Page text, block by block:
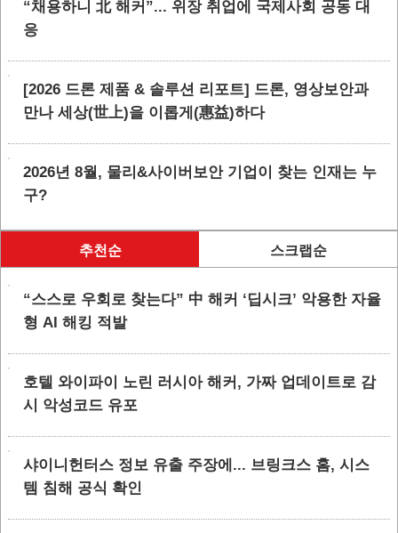
“채용하니 北 해커”... 위장 취업에 국제사회 공동 대
응
[2026 드론 제품 & 솔루션 리포트] 드론, 영상보안과
만나 세상(世上)을 이롭게(惠益)하다
2026년 8월, 물리&사이버보안 기업이 찾는 인재는 누
구?
추천순 스크랩순
“스스로 우회로 찾는다” 中 해커 ‘딥시크’ 악용한 자율
형 AI 해킹 적발
호텔 와이파이 노린 러시아 해커, 가짜 업데이트로 감
시 악성코드 유포
샤이니헌터스 정보 유출 주장에... 브링크스 홈, 시스
템 침해 공식 확인